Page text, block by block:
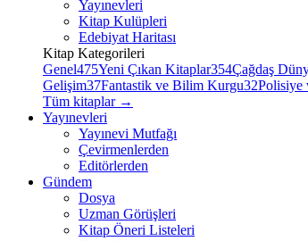
Yayınevleri
Kitap Kulüpleri
Edebiyat Haritası
Kitap Kategorileri
Genel475Yeni Çıkan Kitaplar354Çağdaş
Gelişim37Fantastik ve Bilim Kurgu32Polisiye
Tüm kitaplar →
Yayınevleri
Yayınevi Mutfağı
Çevirmenlerden
Editörlerden
Gündem
Dosya
Uzman Görüşleri
Kitap Öneri Listeleri